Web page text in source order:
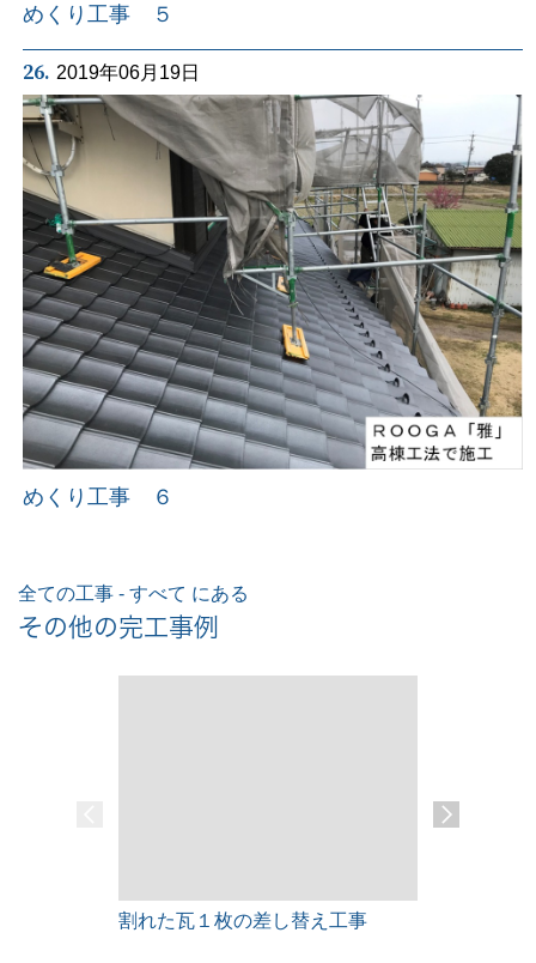
めくり工事 ５
26. 2019年06月19日
めくり工事 ６
全ての工事 - すべて にある
その他の完工事例
割れた瓦１枚の差し替え工事